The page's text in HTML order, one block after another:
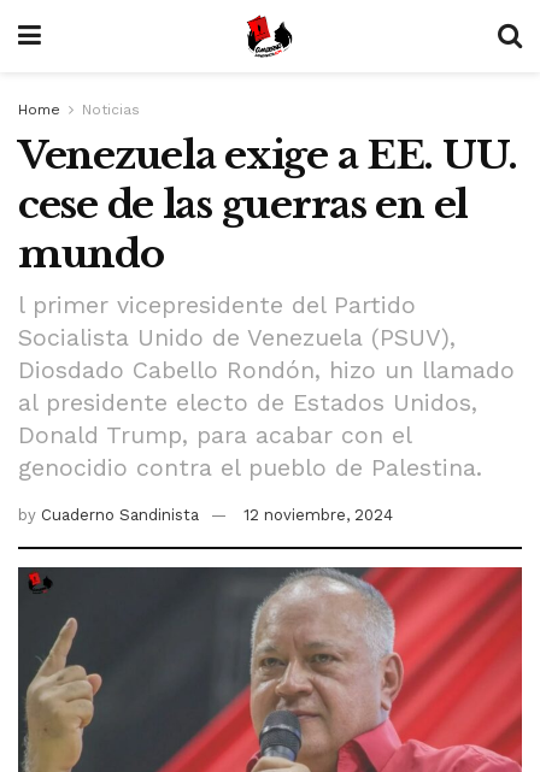
Home Noticias
Venezuela exige a EE. UU.
cese de las guerras en el
mundo
l primer vicepresidente del Partido
Socialista Unido de Venezuela (PSUV),
Diosdado Cabello Rondón, hizo un llamado
al presidente electo de Estados Unidos,
Donald Trump, para acabar con el
genocidio contra el pueblo de Palestina.
by Cuaderno Sandinista 12 noviembre, 2024